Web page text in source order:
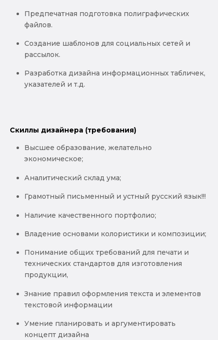
Предпечатная подготовка полиграфических
файлов.
Создание шаблонов для социальных сетей и
рассылок.
Разработка дизайна информационных табличек,
указателей и т.д.
Скиллы дизайнера (требования)
Высшее образование, желательно
экономическое;
Аналитический склад ума;
Грамотный письменный и устный русский язык!!!
Наличие качественного портфолио;
Владение основами колористики и композиции;
Понимание общих требований для печати и
технических стандартов для изготовления
продукции,
Знание правил оформления текста и элементов
текстовой информации
Умение планировать и аргументировать
концепт дизайна